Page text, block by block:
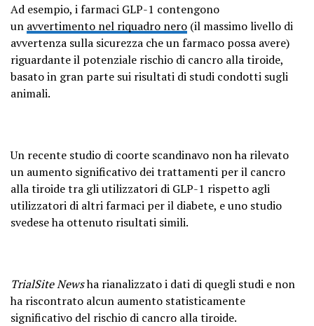
Ad esempio, i farmaci GLP-1 contengono
un avvertimento nel riquadro nero (il massimo livello di
avvertenza sulla sicurezza che un farmaco possa avere)
riguardante il potenziale rischio di cancro alla tiroide,
basato in gran parte sui risultati di studi condotti sugli
animali.
Un recente studio di coorte scandinavo non ha rilevato
un aumento significativo dei trattamenti per il cancro
alla tiroide tra gli utilizzatori di GLP-1 rispetto agli
utilizzatori di altri farmaci per il diabete, e uno studio
svedese ha ottenuto risultati simili.
TrialSite Newsha rianalizzato i dati di quegli studi e non
ha riscontrato alcun aumento statisticamente
significativo del rischio di cancro alla tiroide.